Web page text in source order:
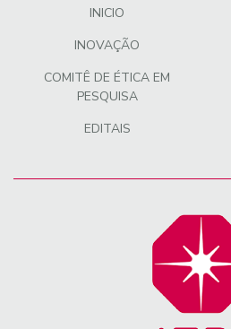
INICIO
INOVAÇÃO
COMITÊ DE ÉTICA EM
PESQUISA
EDITAIS